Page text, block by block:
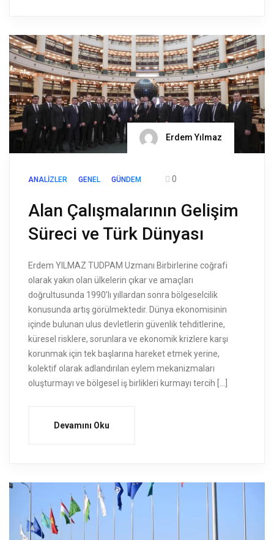
Erdem Yılmaz
ANALIZLER GENEL GÜNDEM 0
Alan Çalışmalarının Gelişim
Süreci ve Türk Dünyası
Erdem YILMAZ TUDPAM Uzmanı Birbirlerine coğrafi
olarak yakın olan ülkelerin çıkar ve amaçları
doğrultusunda 1990’lı yıllardan sonra bölgeselcilik
konusunda artış görülmektedir. Dünya ekonomisinin
içinde bulunan ulus devletlerin güvenlik tehditlerine,
küresel risklere, sorunlara ve ekonomik krizlere karşı
korunmak için tek başlarına hareket etmek yerine,
kolektif olarak adlandırılan eylem mekanizmaları
oluşturmayı ve bölgesel iş birlikleri kurmayı tercih […]
Devamını Oku